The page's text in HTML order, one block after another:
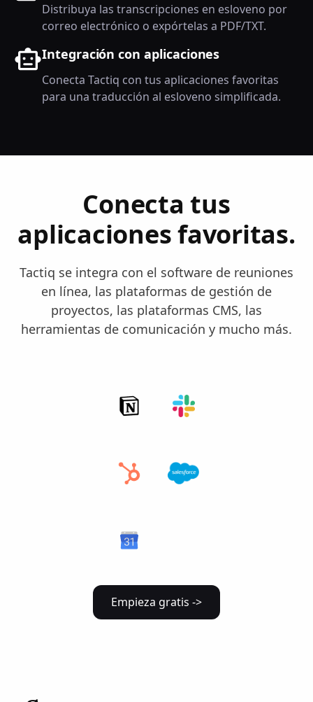
Distribuya las transcripciones en esloveno por
correo electrónico o expórtelas a PDF/TXT.
Integración con aplicaciones
Conecta Tactiq con tus aplicaciones favoritas
para una traducción al esloveno simplificada.
Conecta tus
aplicaciones favoritas.
Tactiq se integra con el software de reuniones
en línea, las plataformas de gestión de
proyectos, las plataformas CMS, las
herramientas de comunicación y mucho más.
Empieza gratis ->